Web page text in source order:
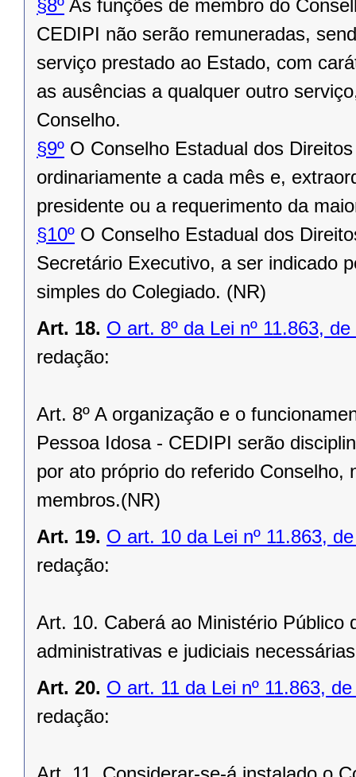
§8º As funções de membro do
CEDIPI não serão remuneradas,
serviço prestado ao Estado, com
as ausências a qualquer outro
Conselho.
§9º O Conselho Estadual dos
ordinariamente a cada mês e,
presidente ou a requerimento da
§10º O Conselho Estadual dos
Secretário Executivo, a ser indicado
simples do Colegiado. (NR)
Art. 18. O art. 8º da Lei nº 11.863,
redação:
Art. 8º A organização e o
Pessoa Idosa - CEDIPI serão
por ato próprio do referido
membros.(NR)
Art. 19. O art. 10 da Lei nº 11.863,
redação:
Art. 10. Caberá ao Ministério Público
administrativas e judiciais
Art. 20. O art. 11 da Lei nº 11.863,
redação: